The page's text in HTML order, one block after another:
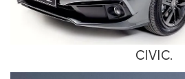
CIVIC.